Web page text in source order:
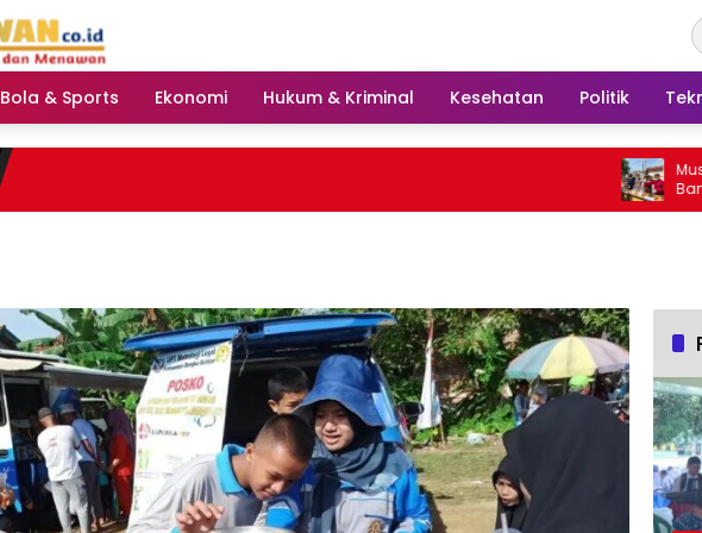
Bola & Sports Ekonomi Hukum & Kriminal Kesehatan Politik